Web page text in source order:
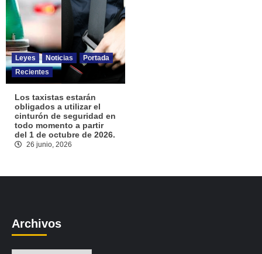
Leyes Noticias
Portada
Recientes
Los taxistas estarán
obligados a utilizar el
cinturón de seguridad en
todo momento a partir
del 1 de octubre de 2026.
26 junio, 2026
Archivos